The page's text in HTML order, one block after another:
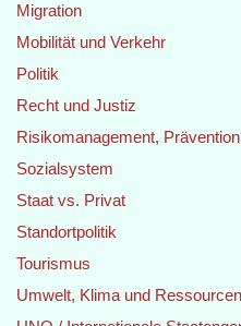
Migration
Mobilität und Verkehr
Politik
Recht und Justiz
Risikomanagement,
Sozialsystem
Staat vs. Privat
Standortpolitik
Tourismus
Umwelt, Klima und